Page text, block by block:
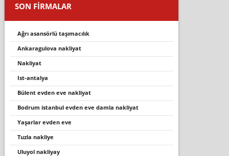
SON FİRMALAR
ağrı asansörlü taşımacılık
ankaragulova nakliyat
nakliyat
ist-antalya
bülent evden eve nakliyat
bodrum i̇stanbul evden eve damla nakliyat
yaşarlar evden eve
tuzla nakliye
uluyol nakliyay